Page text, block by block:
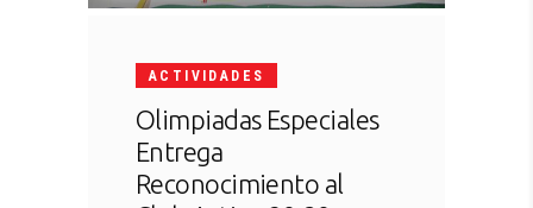
ACTIVIDADES
Olimpiadas Especiales
Entrega
Reconocimiento al